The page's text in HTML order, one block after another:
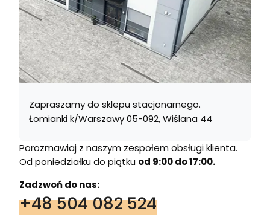
Zapraszamy do sklepu stacjonarnego.
Łomianki k/Warszawy 05-092, Wiślana 44
Porozmawiaj z naszym zespołem obsługi klienta.
Od poniedziałku do piątku od 9:00 do 17:00.
Zadzwoń do nas:
+48 504 082 524